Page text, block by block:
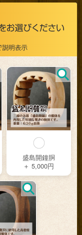
盛島開鐘胴
＋ 5,000円